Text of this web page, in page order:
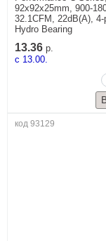
92x92x25mm, 900-
32.1CFM, 22dB(A),
Hydro Bearing
13.36 р.
c 13.00.
код 93129